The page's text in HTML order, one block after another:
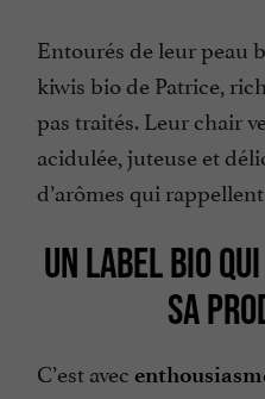
Entourés de leur peau
kiwis bio de Patrice,
pas traités. Leur chair
acidulée, juteuse et
d’arômes qui
UN LABEL BIO
SA
C’est avec